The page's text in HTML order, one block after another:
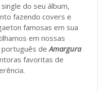
do seu álbum,
fazendo covers e
famosas em sua
em nossas
português deAmargura
favoritas de